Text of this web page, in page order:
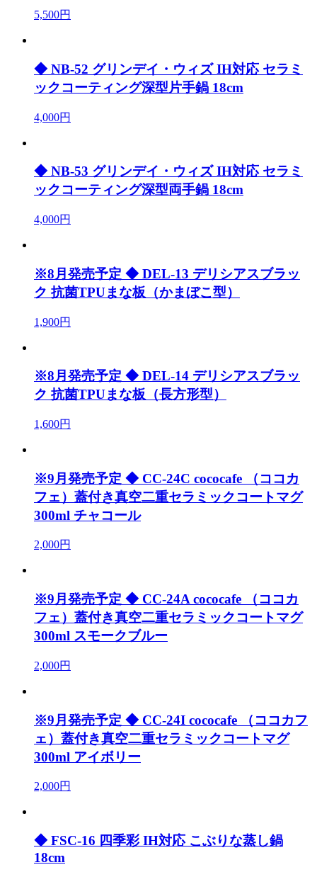
5,500円
◆ NB-52 グリンデイ・ウィズ IH対応 セラミ
ックコーティング深型片手鍋 18cm
4,000円
◆ NB-53 グリンデイ・ウィズ IH対応 セラミ
ックコーティング深型両手鍋 18cm
4,000円
※8月発売予定 ◆ DEL-13 デリシアスブラッ
ク 抗菌TPUまな板（かまぼこ型）
1,900円
※8月発売予定 ◆ DEL-14 デリシアスブラッ
ク 抗菌TPUまな板（長方形型）
1,600円
※9月発売予定 ◆ CC-24C cococafe （ココカ
フェ）蓋付き真空二重セラミックコートマグ
300ml チャコール
2,000円
※9月発売予定 ◆ CC-24A cococafe （ココカ
フェ）蓋付き真空二重セラミックコートマグ
300ml スモークブルー
2,000円
※9月発売予定 ◆ CC-24I cococafe （ココカフ
ェ）蓋付き真空二重セラミックコートマグ
300ml アイボリー
2,000円
◆ FSC-16 四季彩 IH対応 こぶりな蒸し鍋
18cm